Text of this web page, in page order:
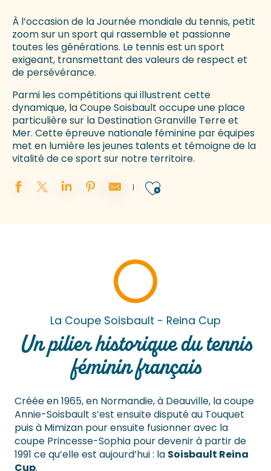
À l’occasion de la Journée mondiale du tennis, petit
zoom sur un sport qui rassemble et passionne
toutes les générations. Le tennis est un sport
exigeant, transmettant des valeurs de respect et
de persévérance.
Parmi les compétitions qui illustrent cette
dynamique, la Coupe Soisbault occupe une place
particulière sur la Destination Granville Terre et
Mer. Cette épreuve nationale féminine par équipes
met en lumière les jeunes talents et témoigne de la
vitalité de ce sport sur notre territoire.
Ajouter aux
La Coupe Soisbault - Reina Cup
Un pilier historique du tennis
féminin français
Créée en 1965, en Normandie, à Deauville, la coupe
Annie-Soisbault s’est ensuite disputé au Touquet
puis à Mimizan pour ensuite fusionner avec la
coupe Princesse-Sophia pour devenir à partir de
1991 ce qu’elle est aujourd’hui : la Soisbault Reina
Cup.